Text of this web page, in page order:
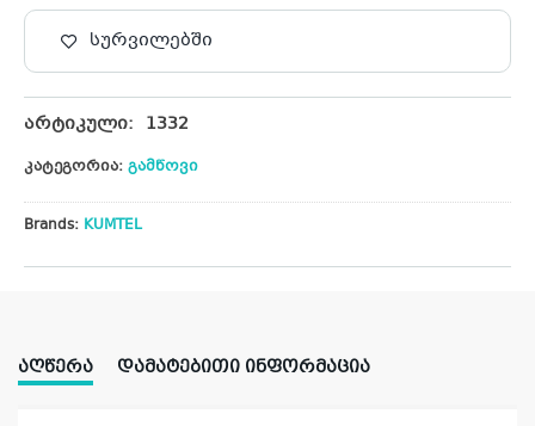
სურვილებში
არტიკული: 1332
კატეგორია: გამწოვი
Brands: KUMTEL
ᲐᲦᲬᲔᲠᲐ ᲓᲐᲛᲐᲢᲔᲑᲘᲗᲘ ᲘᲜᲤᲝᲠᲛᲐᲪᲘᲐ